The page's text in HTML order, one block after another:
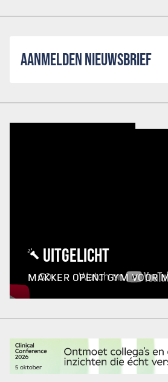
AANMELDEN NIEUWSBRIEF
UITGELICHT
MAKKER OPENT GYM VOOR